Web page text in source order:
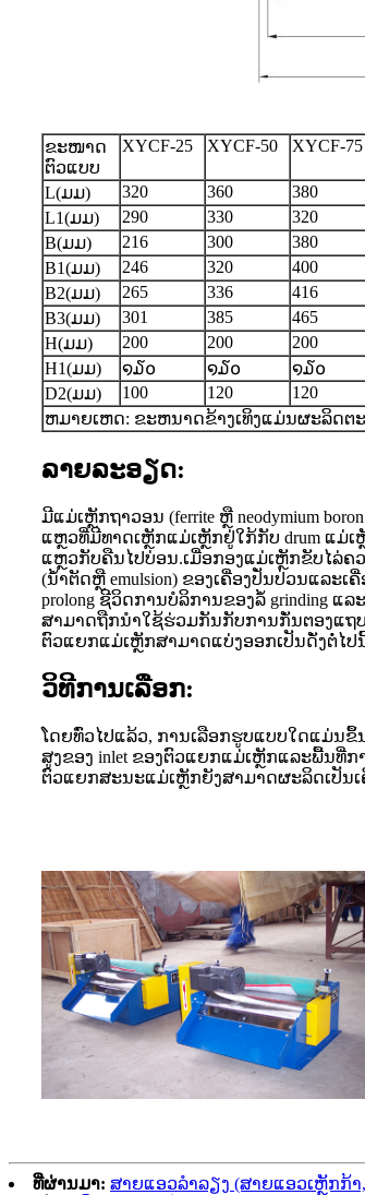
ຂະໜາດ
ຕົວແບບ
XYCF-25 XYCF-50 XYCF-75
L(ມມ) 320 360 380
L1(ມມ)
290 330 320
B(ມມ)
216 300 380
B1(ມມ)
246 320 400
B2(ມມ)
265 336 416
B3(ມມ)
301 385 465
H(ມມ)
200 200 200
H1(ມມ)
໑໓໐ ໑໓໐ ໑໓໐
D2(ມມ)
100 120 120
ຫມາຍເຫດ: ຂະຫນາດຂ້າງເທິງແມ່ນຜະລິດຕ
ລາຍລະອຽດ:
ມີແມ່ເຫຼັກຖາວອນ (ferrite ຫຼື neodymium
ແຫຼວທີ່ມີທາດເຫຼັກແມ່ເຫຼັກຢູ່ໃກ້ກັບ drum ແມ່ເຫຼັ
ແຫຼວກັບຄືນໄປບ່ອນ.ເມື່ອກອງແມ່ເຫຼັກຂັບໄລ່ຄ
(ນ້ໍາຕັດຫຼື emulsion) ຂອງເຄື່ອງປັ່ນປ່ວນແລະ
prolong ຊີວິດການບໍລິການຂອງລໍ້ grinding
ສາມາດຖືກນໍາໃຊ້ຮ່ວມກັນກັບການກັ່ນຕອງແຖບ
ຕົວແຍກແມ່ເຫຼັກສາມາດແບ່ງອອກເປັນດັ່ງຕໍ່ໄປນີ້ອີ
ວິທີການເລືອກ:
ໂດຍທົ່ວໄປແລ້ວ, ການເລືອກຮູບແບບໃດແມ່ນ
ສູງຂອງ inlet ຂອງຕົວແຍກແມ່ເຫຼັກແລະພື້ນທີ່
ຕົວແຍກສະນະແມ່ເຫຼັກຍັງສາມາດຜະລິດເປັນເ
ທີ່ຜ່ານມາ: ສາຍແອວລໍາລຽງ (ສາຍແອວເຫຼັກກ້